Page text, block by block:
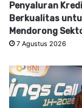
Penyaluran
Berkualitas
Mendorong
7 Agustus 2026